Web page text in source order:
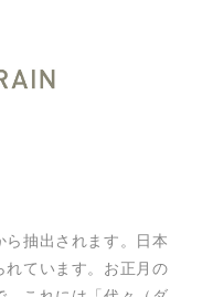
抽出されます。日本
れています。お正月の